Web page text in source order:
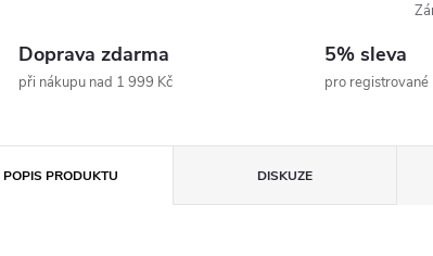
Doprava zdarma
při nákupu nad 1 999 Kč
5% sleva
pro registrované
POPIS PRODUKTU DISKUZE